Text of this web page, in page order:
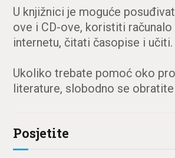
U knjižnici je moguće
ove i CD-ove, koristiti
internetu, čitati časopise i učiti.
Ukoliko trebate pomoć oko
literature, slobodno se
Posjetite